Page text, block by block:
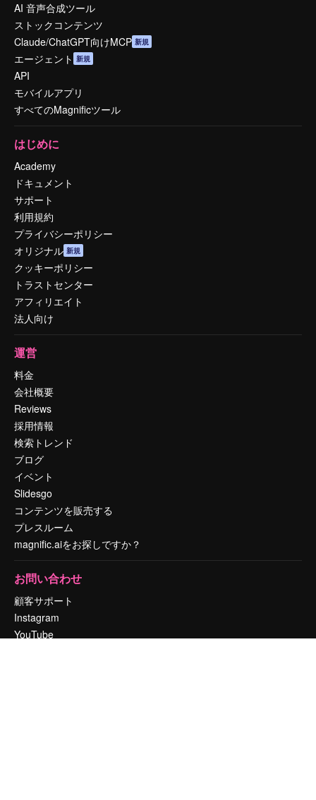
AI 音声合成ツール
ストックコンテンツ
Claude/ChatGPT向けMCP 新規
エージェント 新規
API
モバイルアプリ
すべてのMagnificツール
はじめに
Academy
ドキュメント
サポート
利用規約
プライバシーポリシー
オリジナル 新規
クッキーポリシー
トラストセンター
アフィリエイト
法人向け
運営
料金
会社概要
Reviews
採用情報
検索トレンド
ブログ
イベント
Slidesgo
コンテンツを販売する
プレスルーム
magnific.aiをお探しですか？
お問い合わせ
顧客サポート
Instagram
YouTube